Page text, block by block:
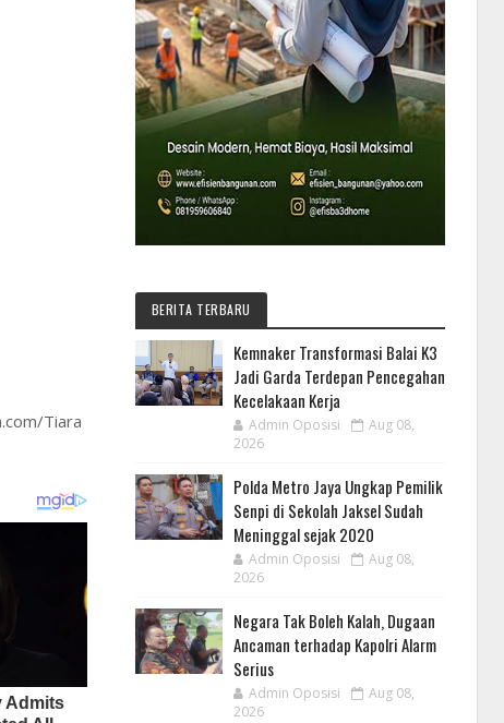
Tiara
BERITA TERBARU
Kemnaker Transformasi Balai K3
Jadi Garda Terdepan Pencegahan
Kecelakaan Kerja
Admin Oposisi
Aug 08,
2026
Polda Metro Jaya Ungkap Pemilik
Senpi di Sekolah Jaksel Sudah
Meninggal sejak 2020
Admin Oposisi
Aug 08,
2026
Negara Tak Boleh Kalah, Dugaan
Ancaman terhadap Kapolri Alarm
Serius
Admin Oposisi
Aug 08,
2026